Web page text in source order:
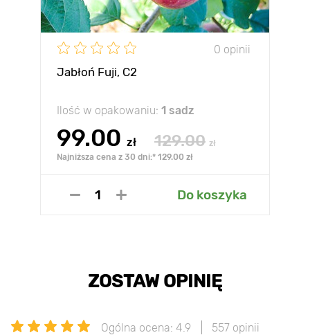
0 opinii
Jabłoń Fuji, С2
Ilość w opakowaniu: 1 sadz
99.00 zł 129.00 zł
Najniższa cena z 30 dni:* 129.00 zł
Do koszyka
ZOSTAW OPINIĘ
Ogólna ocena: 4.9 557 opinii